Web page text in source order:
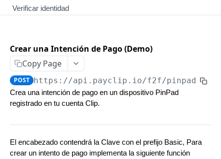
Verificar identidad
API DE CHECKOUT
Introducción a Checkout Redireccionado
Novedades en la versión 2
Crear un nuevo link de pago
Webhooks
Crear una Intención de Pago (Demo)
Copy Page
POST https://api.payclip.io/f2f/pinpad/v1
Crea una intención de pago en un dispositivo PinPad
registrado en tu cuenta Clip.
El encabezado contendrá la Clave con el prefijo Basic, Para
crear un intento de pago implementa la siguiente función